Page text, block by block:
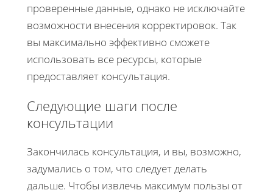
проверенные данные, однако не исключайте
возможности внесения корректировок. Так
вы максимально эффективно сможете
использовать все ресурсы, которые
предоставляет консультация.
Следующие шаги после
консультации
Закончилась консультация, и вы, возможно,
задумались о том, что следует делать
дальше. Чтобы извлечь максимум пользы от